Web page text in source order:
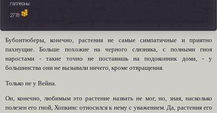
галлеоны:
2718
Бубонтюберы, конечно, растения не самые симпатичные и приятно
пахнущие. Больше похожие на черного слизняка, с полными гноя
наростами - такие точно не поставишь на подоконник дома, - у
большинства они не вызывали ничего, кроме отвращения.
Только не у Вейна.
Он, конечно, любимым это растение назвать не мог, но, зная, насколько
полезен его гной, Хопкинс относился к нему с уважением. Да, растения его